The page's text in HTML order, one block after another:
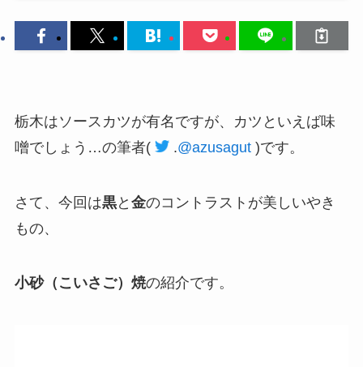
栃木はソースカツが有名ですが、カツといえば味
噌でしょう…の筆者(
.@azusagut)です。
さて、今回は黒と 金のコントラストが美しいやき
もの、
小砂（こいさご）焼の紹介です。